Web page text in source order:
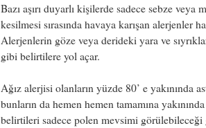
Bazı aşırı duyarlı kişilerde sadece sebze
kesilmesi sırasında havaya karışan alerjenler
Alerjenlerin göze veya derideki yara ve
gibi belirtilere yol açar.
Ağız alerjisi olanların yüzde 80’ e yakınında
bunların da hemen hemen tamamına
belirtileri sadece polen mevsimi